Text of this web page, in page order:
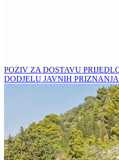
POZIV ZA DOSTAVU
DODJELU JAVNIH